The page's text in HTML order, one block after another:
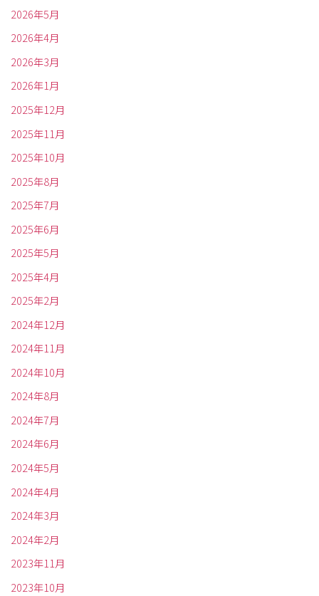
2026年5月
2026年4月
2026年3月
2026年1月
2025年12月
2025年11月
2025年10月
2025年8月
2025年7月
2025年6月
2025年5月
2025年4月
2025年2月
2024年12月
2024年11月
2024年10月
2024年8月
2024年7月
2024年6月
2024年5月
2024年4月
2024年3月
2024年2月
2023年11月
2023年10月